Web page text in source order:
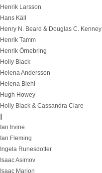
Henrik Larsson
Hans Käll
Henry N. Beard & Douglas C. Kenney
Henrik Tamm
Henrik Örnebring
Holly Black
Helena Andersson
Helena Biehl
Hugh Howey
Holly Black & Cassandra Clare
I
Ian Irvine
Ian Fleming
Ingela Runesdotter
Isaac Asimov
Isaac Marion